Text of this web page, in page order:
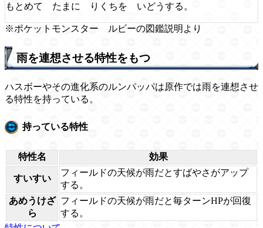
もとめて たまに りくちを いどうする。
※ポケットモンスター ルビーの図鑑説明より
雨を連想させる特性をもつ
ハスボーやその進化系のルンパッパは原作では雨を連想させ
る特性を持っている。
持っている特性
特性名 効果
すいすい
フィールドの天候が雨だとすばやさがアップ
する。
あめうけざ
ら
フィールドの天候が雨だと毎ターンHPが回復
する。